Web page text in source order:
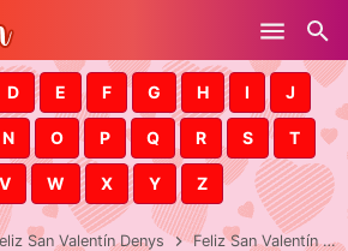
to main content
D E F G H I J
N O P Q R S T
V W X Y Z
San Valentín Denys Feliz San Valentín Denys